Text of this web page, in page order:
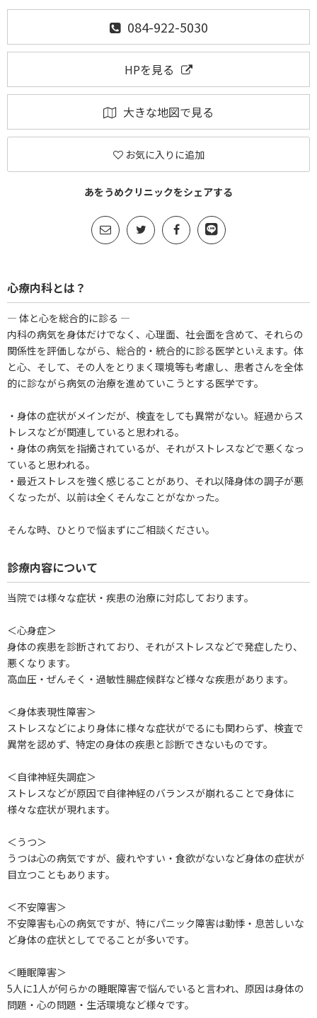
084-922-5030
HPを見る
大きな地図で見る
お気に入りに追加
あをうめクリニックをシェアする
心療内科とは？
― 体と心を総合的に診る ―
内科の病気を身体だけでなく、心理面、社会面を含めて、それらの
関係性を評価しながら、総合的・統合的に診る医学といえます。体
と心、そして、その人をとりまく環境等も考慮し、患者さんを全体
的に診ながら病気の治療を進めていこうとする医学です。
・身体の症状がメインだが、検査をしても異常がない。経過からス
トレスなどが関連していると思われる。
・身体の病気を指摘されているが、それがストレスなどで悪くなっ
ていると思われる。
・最近ストレスを強く感じることがあり、それ以降身体の調子が悪
くなったが、以前は全くそんなことがなかった。
そんな時、ひとりで悩まずにご相談ください。
診療内容について
当院では様々な症状・疾患の治療に対応しております。
＜心身症＞
身体の疾患を診断されており、それがストレスなどで発症したり、
悪くなります。
高血圧・ぜんそく・過敏性腸症候群など様々な疾患があります。
＜身体表現性障害＞
ストレスなどにより身体に様々な症状がでるにも関わらず、検査で
異常を認めず、特定の身体の疾患と診断できないものです。
＜自律神経失調症＞
ストレスなどが原因で自律神経のバランスが崩れることで身体に
様々な症状が現れます。
＜うつ＞
うつは心の病気ですが、疲れやすい・食欲がないなど身体の症状が
目立つこともあります。
＜不安障害＞
不安障害も心の病気ですが、特にパニック障害は動悸・息苦しいな
ど身体の症状としてでることが多いです。
＜睡眠障害＞
5人に1人が何らかの睡眠障害で悩んでいると言われ、原因は身体の
問題・心の問題・生活環境など様々です。